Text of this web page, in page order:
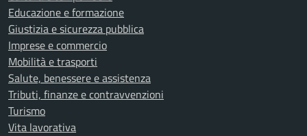
Educazione e formazione
Giustizia e sicurezza pubblica
Imprese e commercio
Mobilità e trasporti
Salute, benessere e assistenza
Tributi, finanze e contravvenzioni
Turismo
Vita lavorativa